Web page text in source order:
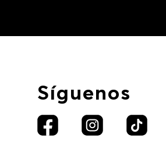
Síguenos